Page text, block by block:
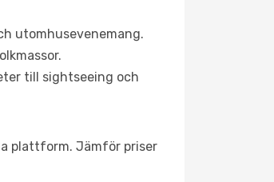
utomhusevenemang.
till sightseeing och
plattform. Jämför priser